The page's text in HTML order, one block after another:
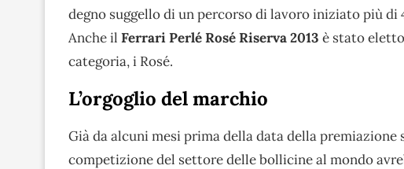
degno suggello di un percorso di lavoro iniziato più
Anche il Ferrari Perlé Rosé Riserva 2013 è stato
categoria, i Rosé.
L’orgoglio del marchio
Già da alcuni mesi prima della data della
competizione del settore delle bollicine al mondo